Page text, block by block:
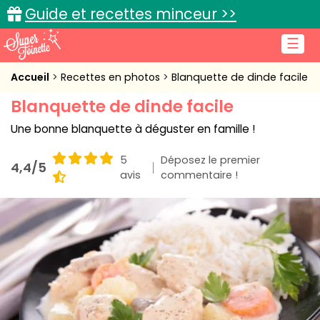
☰
Guide et recettes minceur >>
Accueil
Recettes de cuisine
Cuisine pratique
L'actu cuisine
Connexion
Accueil Recettes en photos Blanquette de dinde facile
Blanquette de dinde facile
Une bonne blanquette à déguster en famille !
4,4/5
5
avis
Déposez le premier
commentaire !